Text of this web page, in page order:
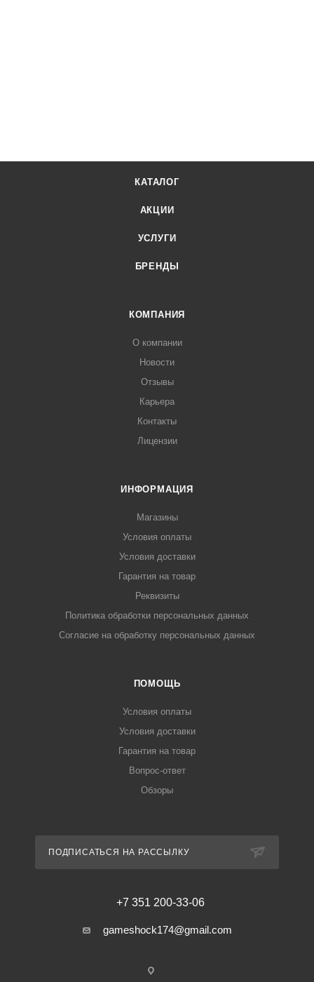
КАТАЛОГ
АКЦИИ
УСЛУГИ
БРЕНДЫ
КОМПАНИЯ
О компании
Новости
Отзывы
Карьера
Контакты
Лицензии
ИНФОРМАЦИЯ
Магазины
Условия оплаты
Условия доставки
Гарантия на товар
Реквизиты
Политика обработки персональных данных
Согласие на обработку персональных данных
ПОМОЩЬ
Условия оплаты
Условия доставки
Гарантия на товар
Вопрос-ответ
Обзоры
ПОДПИСАТЬСЯ НА РАССЫЛКУ
+7 351 200-33-06
gameshock174@gmail.com